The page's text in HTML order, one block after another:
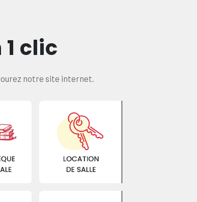
clic
notre site internet.